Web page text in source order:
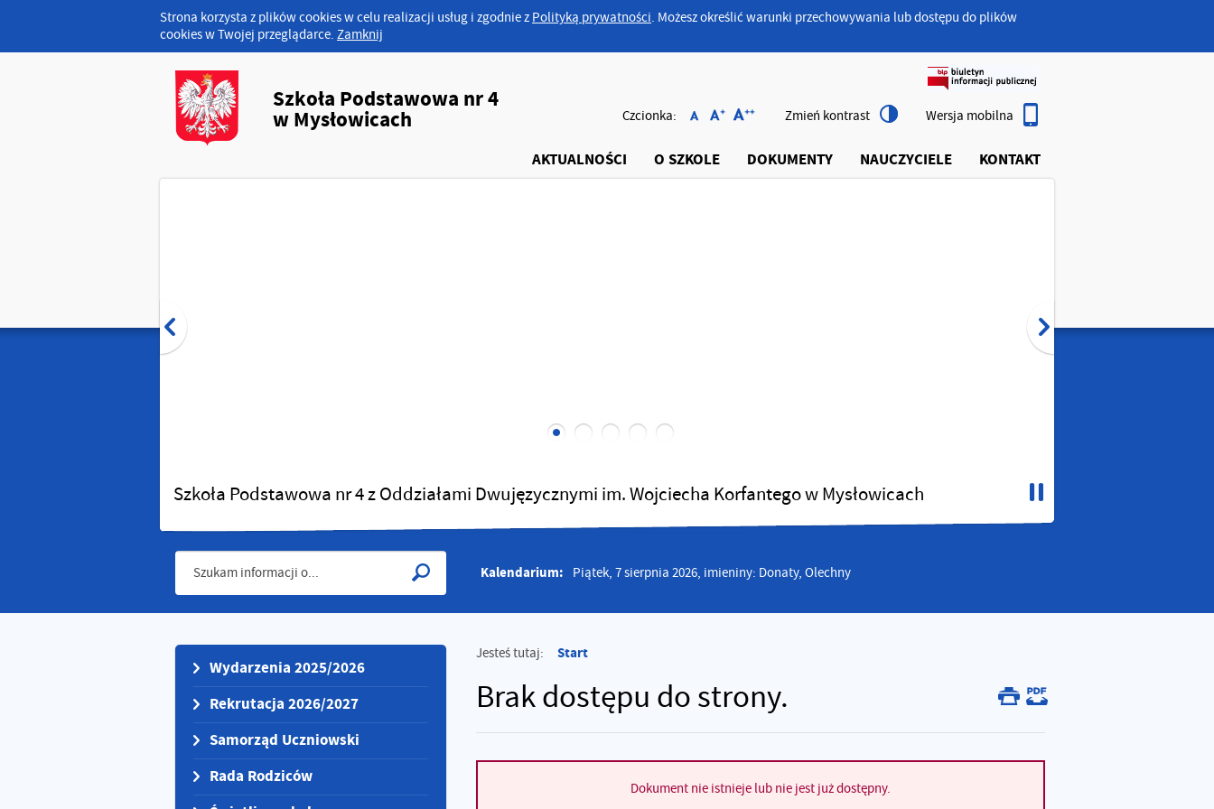
Strona korzysta z plików cookies w celu realizacji usług i zgodnie z Polityką prywatności. Możesz określić warunki przechowywania lub dostępu do plików
cookies w Twojej przeglądarce. Zamknij
Szkoła Podstawowa nr 4
w Mysłowicach Czcionka: Zmień kontrast Wersja mobilna
AKTUALNOŚCI O SZKOLE DOKUMENTY NAUCZYCIELE KONTAKT
Szkoła Podstawowa nr 4 z Oddziałami Dwujęzycznymi im. Wojciecha Korfantego w Mysłowicach
Kalendarium: Piątek, 7 sierpnia 2026, imieniny: Donaty, Olechny
Wydarzenia 2025/2026
Rekrutacja 2026/2027
Samorząd Uczniowski
Rada Rodziców
Jesteś tutaj: Start
Brak dostępu do strony.
Dokument nie istnieje lub nie jest już dostępny.